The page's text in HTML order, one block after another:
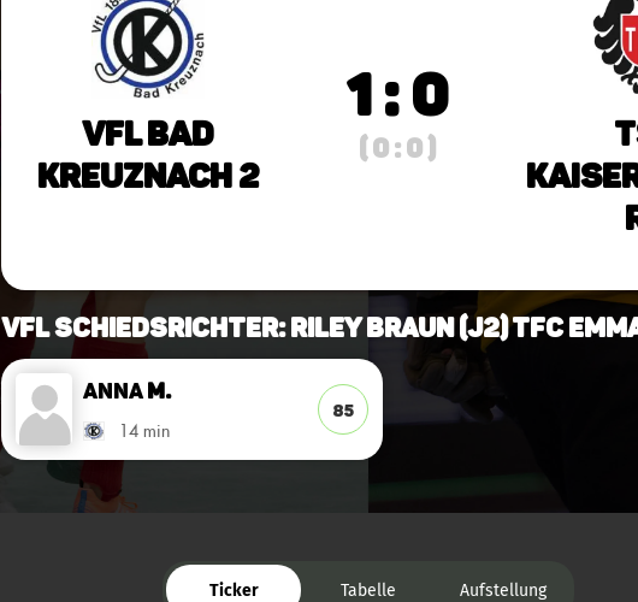
VfL Bad
Kreuznach 2
1 : 0
( 0 : 0 )
VfL Schiedsrichter: Riley Braun (J2) TFC
AnnaM.
14 min
85
Ticker Tabelle Aufstellung